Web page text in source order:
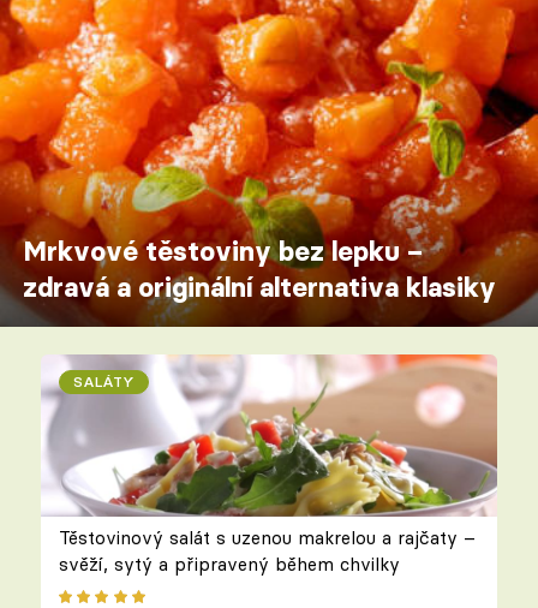
Mrkvové těstoviny bez lepku –
zdravá a originální alternativa klasiky
SALÁTY
Těstovinový salát s uzenou makrelou a rajčaty –
svěží, sytý a připravený během chvilky